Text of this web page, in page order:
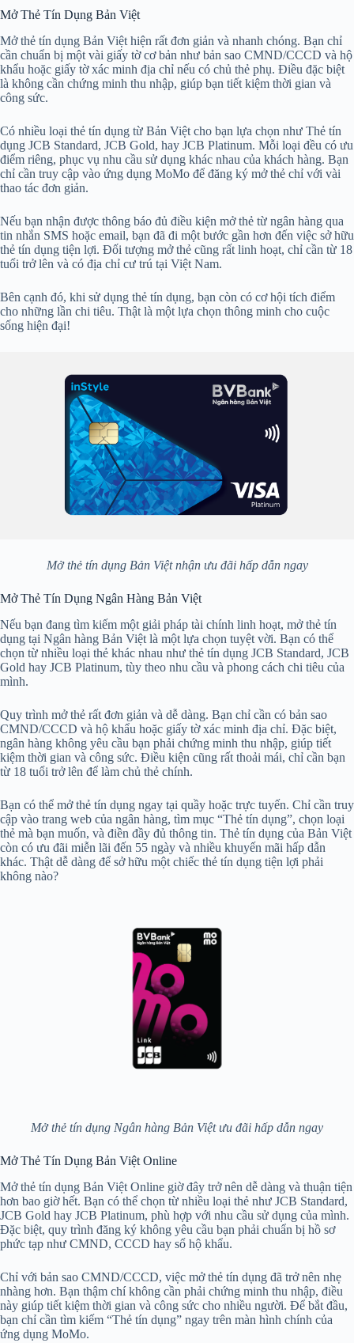
Mở Thẻ Tín Dụng Bản Việt
Mở thẻ tín dụng Bản Việt hiện rất đơn giản và nhanh chóng. Bạn chỉ
cần chuẩn bị một vài giấy tờ cơ bản như bản sao CMND/CCCD và hộ
khẩu hoặc giấy tờ xác minh địa chỉ nếu có chủ thẻ phụ. Điều đặc biệt
là không cần chứng minh thu nhập, giúp bạn tiết kiệm thời gian và
công sức.
Có nhiều loại thẻ tín dụng từ Bản Việt cho bạn lựa chọn như Thẻ tín
dụng JCB Standard, JCB Gold, hay JCB Platinum. Mỗi loại đều có ưu
điểm riêng, phục vụ nhu cầu sử dụng khác nhau của khách hàng. Bạn
chỉ cần truy cập vào ứng dụng MoMo để đăng ký mở thẻ chỉ với vài
thao tác đơn giản.
Nếu bạn nhận được thông báo đủ điều kiện mở thẻ từ ngân hàng qua
tin nhắn SMS hoặc email, bạn đã đi một bước gần hơn đến việc sở hữu
thẻ tín dụng tiện lợi. Đối tượng mở thẻ cũng rất linh hoạt, chỉ cần từ 18
tuổi trở lên và có địa chỉ cư trú tại Việt Nam.
Bên cạnh đó, khi sử dụng thẻ tín dụng, bạn còn có cơ hội tích điểm
cho những lần chi tiêu. Thật là một lựa chọn thông minh cho cuộc
sống hiện đại!
Mở thẻ tín dụng Bản Việt nhận ưu đãi hấp dẫn ngay
Mở Thẻ Tín Dụng Ngân Hàng Bản Việt
Nếu bạn đang tìm kiếm một giải pháp tài chính linh hoạt, mở thẻ tín
dụng tại Ngân hàng Bản Việt là một lựa chọn tuyệt vời. Bạn có thể
chọn từ nhiều loại thẻ khác nhau như thẻ tín dụng JCB Standard, JCB
Gold hay JCB Platinum, tùy theo nhu cầu và phong cách chi tiêu của
mình.
Quy trình mở thẻ rất đơn giản và dễ dàng. Bạn chỉ cần có bản sao
CMND/CCCD và hộ khẩu hoặc giấy tờ xác minh địa chỉ. Đặc biệt,
ngân hàng không yêu cầu bạn phải chứng minh thu nhập, giúp tiết
kiệm thời gian và công sức. Điều kiện cũng rất thoải mái, chỉ cần bạn
từ 18 tuổi trở lên để làm chủ thẻ chính.
Bạn có thể mở thẻ tín dụng ngay tại quầy hoặc trực tuyến. Chỉ cần truy
cập vào trang web của ngân hàng, tìm mục “Thẻ tín dụng”, chọn loại
thẻ mà bạn muốn, và điền đầy đủ thông tin. Thẻ tín dụng của Bản Việt
còn có ưu đãi miễn lãi đến 55 ngày và nhiều khuyến mãi hấp dẫn
khác. Thật dễ dàng để sở hữu một chiếc thẻ tín dụng tiện lợi phải
không nào?
Mở thẻ tín dụng Ngân hàng Bản Việt ưu đãi hấp dẫn ngay
Mở Thẻ Tín Dụng Bản Việt Online
Mở thẻ tín dụng Bản Việt Online giờ đây trở nên dễ dàng và thuận tiện
hơn bao giờ hết. Bạn có thể chọn từ nhiều loại thẻ như JCB Standard,
JCB Gold hay JCB Platinum, phù hợp với nhu cầu sử dụng của mình.
Đặc biệt, quy trình đăng ký không yêu cầu bạn phải chuẩn bị hồ sơ
phức tạp như CMND, CCCD hay sổ hộ khẩu.
Chỉ với bản sao CMND/CCCD, việc mở thẻ tín dụng đã trở nên nhẹ
nhàng hơn. Bạn thậm chí không cần phải chứng minh thu nhập, điều
này giúp tiết kiệm thời gian và công sức cho nhiều người. Để bắt đầu,
bạn chỉ cần tìm kiếm “Thẻ tín dụng” ngay trên màn hình chính của
ứng dụng MoMo.